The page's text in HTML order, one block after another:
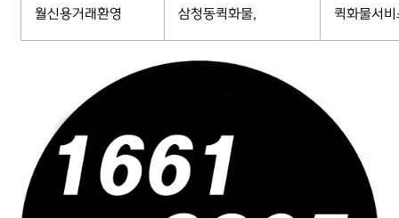
월신용거래환영 삼청동퀵화물, 퀵화물서